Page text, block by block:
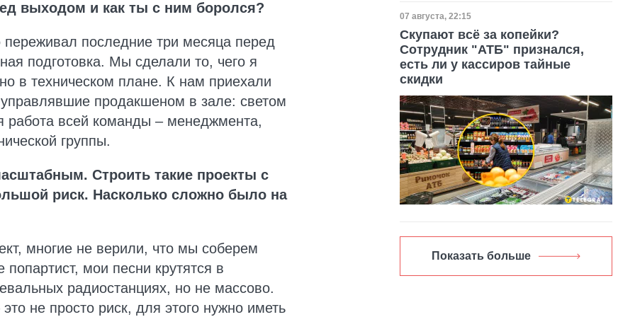
выходом и как ты с ним боролся?
последние три месяца перед
подготовка. Мы сделали то, чего я
в техническом плане. К нам приехали
продакшеном в зале: светом
работа всей команды – менеджмента,
группы.
Строить такие проекты с
риск. Насколько сложно было на
многие не верили, что мы соберем
мои песни крутятся в
радиостанциях, но не массово.
не просто риск, для этого нужно иметь
Дата публикации
07 августа, 22:15
Скупают всё за копейки?
Сотрудник "АТБ" признался,
есть ли у кассиров тайные
скидки
Показать больше